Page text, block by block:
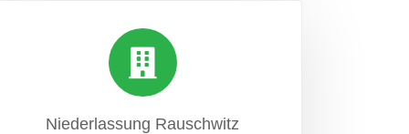
Niederlassung Rauschwitz